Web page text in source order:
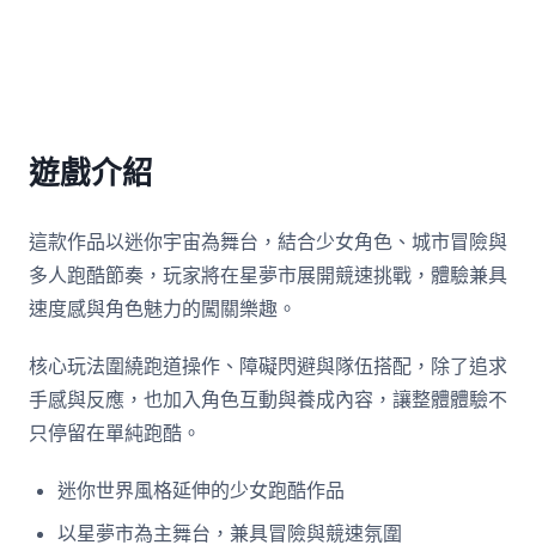
遊戲介紹
這款作品以迷你宇宙為舞台，結合少女角色、城市冒險與
多人跑酷節奏，玩家將在星夢市展開競速挑戰，體驗兼具
速度感與角色魅力的闖關樂趣。
核心玩法圍繞跑道操作、障礙閃避與隊伍搭配，除了追求
手感與反應，也加入角色互動與養成內容，讓整體體驗不
只停留在單純跑酷。
迷你世界風格延伸的少女跑酷作品
以星夢市為主舞台，兼具冒險與競速氛圍